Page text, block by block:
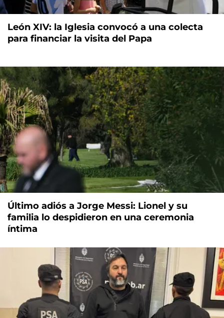
León XIV: la Iglesia convocó a una colecta
para financiar la visita del Papa
Último adiós a Jorge Messi: Lionel y su
familia lo despidieron en una ceremonia
íntima